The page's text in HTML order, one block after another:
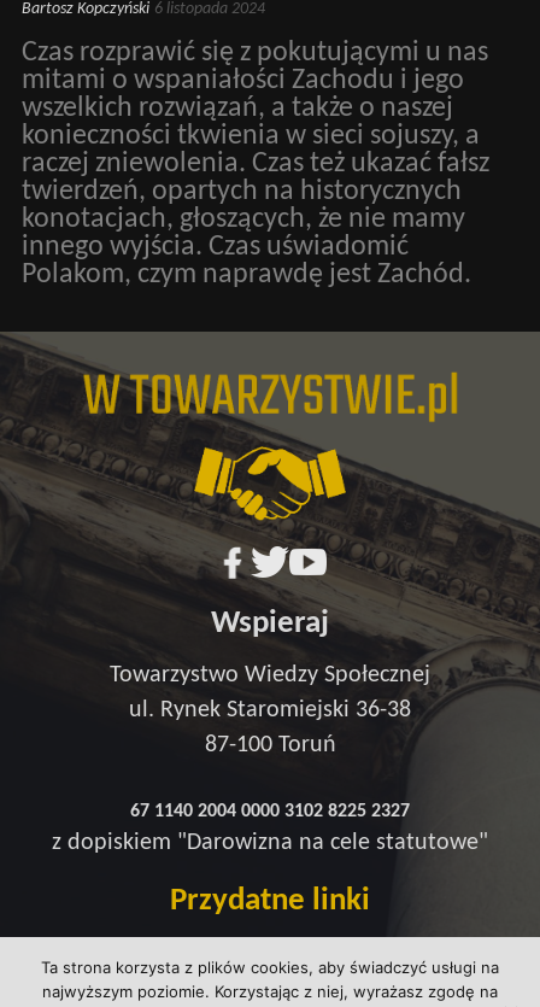
Bartosz Kopczyński 6 listopada 2024
Czas rozprawić się z pokutującymi u nas
mitami o wspaniałości Zachodu i jego
wszelkich rozwiązań, a także o naszej
konieczności tkwienia w sieci sojuszy, a
raczej zniewolenia. Czas też ukazać fałsz
twierdzeń, opartych na historycznych
konotacjach, głoszących, że nie mamy
innego wyjścia. Czas uświadomić
Polakom, czym naprawdę jest Zachód.
Ta strona korzysta z plików cookies, aby świadczyć usługi na
najwyższym poziomie. Korzystając z niej, wyrażasz zgodę na
Wspieraj
Towarzystwo Wiedzy Społecznej
ul. Rynek Staromiejski 36-38
87-100 Toruń
67 1140 2004 0000 3102 8225 2327
z dopiskiem "Darowizna na cele statutowe"
Przydatne linki
Strefa wsparcia